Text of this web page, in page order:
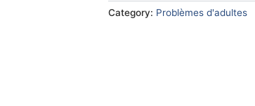
Category: Problèmes d'adultes